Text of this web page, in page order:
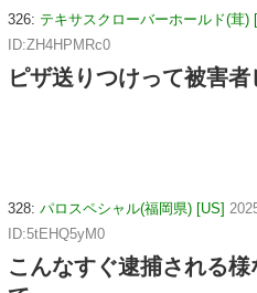
326: テキサスクローバーホールド(茸)
ID:ZH4HPMRc0
ピザ送りつけって被害者
328: パロスペシャル(福岡県) [US]
ID:5tEHQ5yM0
こんなすぐ逮捕される